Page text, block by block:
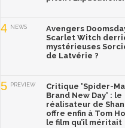
4 NEWS
Avengers
Scarlet Witch
mystérieuses
de Latvérie ?
5 PREVIEW
Critique 'Spider-
Brand New Day' : le
réalisateur de
offre enfin à Tom
le film qu’il méritait